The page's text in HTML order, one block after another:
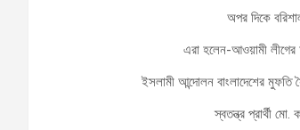
অপর দিকে
এরা হলেন-আওয়ামী
ইসলামী আন্দোলন বাংলাদেশের মুফতি
স্বতন্ত্র প্রার্থী